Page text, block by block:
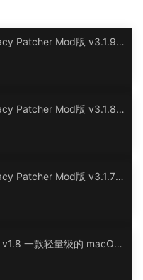
Patcher Mod版 v3.1.9
Patcher Mod版 v3.1.8
Patcher Mod版 v3.1.7
一款轻量级的 macOS